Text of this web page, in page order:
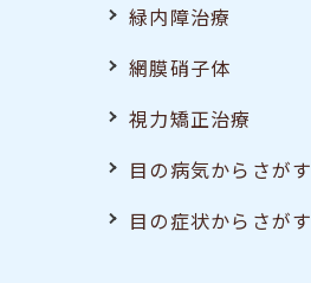
緑内障治療
網膜硝子体
視力矯正治療
目の病気からさがす
目の症状からさがす